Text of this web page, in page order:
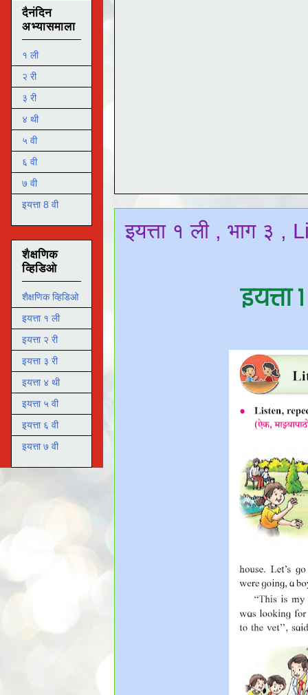
इयत्ता १ ली , भाग ३ ,
इयत्ता
दैनंदिन
अभ्यासमाला
१ ली
२ री
३ री
४ थी
५ वी
६ वी
७ वी
इयत्ता 8 वी
शैक्षणिक
व्हिडिओ
शैक्षणिक व्हिडिओ
इयत्ता १ ली
इयत्ता २ री
इयत्ता ३ री
इयत्ता ४ थी
इयत्ता ५ वी
इयत्ता ६ वी
इयत्ता ७ वी